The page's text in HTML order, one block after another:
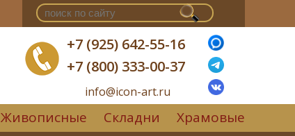
+7 (925) 642-55-16
+7 (800) 333-00-37
info@icon-art.ru
Живописные Складни Храмовые